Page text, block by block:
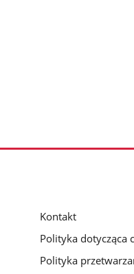
Kontakt
Polityka dotycząca
Polityka